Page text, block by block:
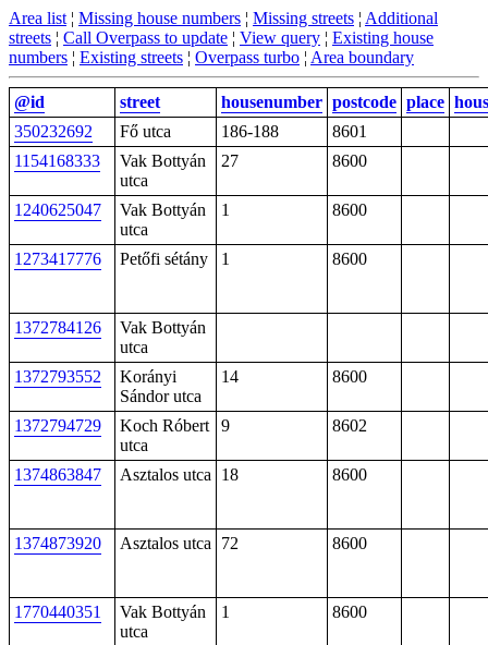
Area list ¦ Missing house numbers ¦ Missing streets ¦ Additional
streets ¦ Call Overpass to update ¦ View query ¦ Existing house
numbers ¦ Existing streets ¦ Overpass turbo ¦ Area boundary
@id street housenumber postcode place
350232692
Fő utca 186-188
8601
1154168333
Vak Bottyán
utca
27 8600
1240625047
Vak Bottyán
utca
1 8600
1273417776 Petőfi sétány 1 8600
1372784126
Vak Bottyán
utca
1372793552
Korányi
Sándor utca
14 8600
1372794729
Koch Róbert
utca
9 8602
1374863847 Asztalos utca 18 8600
1374873920 Asztalos utca 72 8600
1770440351
Vak Bottyán
utca
1 8600